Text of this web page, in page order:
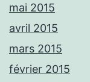
mai 2015
avril 2015
mars 2015
février 2015